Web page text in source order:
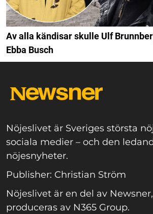
Av alla kändisar skulle Ulf
Ebba Busch
Nöjeslivet är Sveriges största
sociala medier – och den
nöjesnyheter.
Publisher: Christian Ström
Nöjeslivet är en del av
produceras av N365 Group.